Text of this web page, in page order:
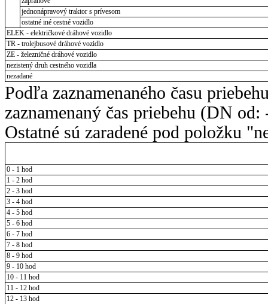
jednonápravový traktor s prívesom
ostatné iné cestné vozidlo
ELEK - električkové dráhové vozidlo
TR - trolejbusové dráhové vozidlo
ZE - železničné dráhové vozidlo
nezistený druh cestného vozidla
nezadané
Podľa zaznamenaného času
zaznamenaný čas priebehu (DN
Ostatné sú zaradené pod položku
0 - 1 hod
1 - 2 hod
2 - 3 hod
3 - 4 hod
4 - 5 hod
5 - 6 hod
6 - 7 hod
7 - 8 hod
8 - 9 hod
9 - 10 hod
10 - 11 hod
11 - 12 hod
12 - 13 hod